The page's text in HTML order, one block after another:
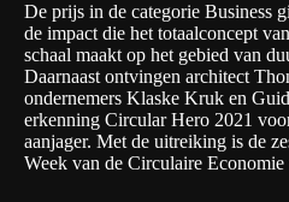
De prijs in de categorie Business
de impact die het totaalconcept
schaal maakt op het gebied van
Daarnaast ontvingen architect
ondernemers Klaske Kruk en
erkenning Circular Hero 2021
aanjager. Met de uitreiking is de
Week van de Circulaire Economie